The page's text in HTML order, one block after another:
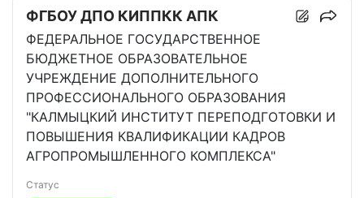
ФГБОУ ДПО КИППКК АПК
ФЕДЕРАЛЬНОЕ ГОСУДАРСТВЕННОЕ
БЮДЖЕТНОЕ ОБРАЗОВАТЕЛЬНОЕ
УЧРЕЖДЕНИЕ ДОПОЛНИТЕЛЬНОГО
ПРОФЕССИОНАЛЬНОГО ОБРАЗОВАНИЯ
"КАЛМЫЦКИЙ ИНСТИТУТ ПЕРЕПОДГОТОВКИ И
ПОВЫШЕНИЯ КВАЛИФИКАЦИИ КАДРОВ
АГРОПРОМЫШЛЕННОГО КОМПЛЕКСА"
Статус